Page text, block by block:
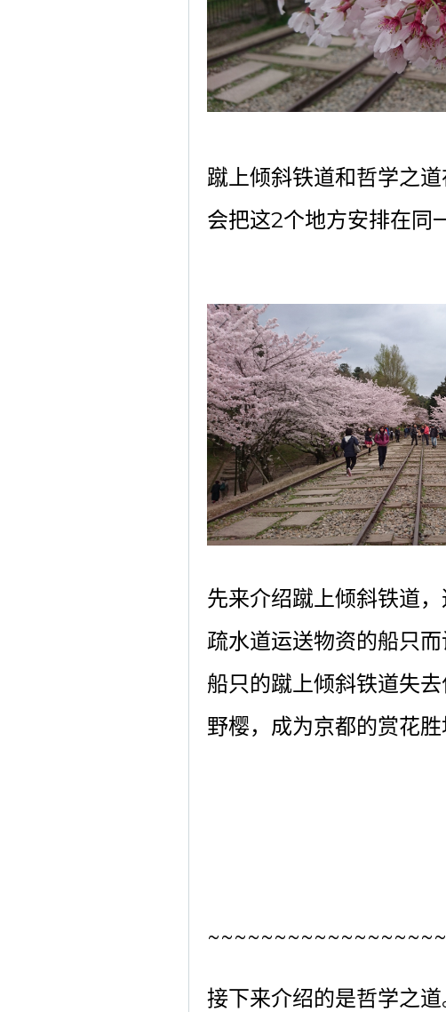
蹴上倾斜铁道和哲学之
会把这2个地方安排在同
先来介绍蹴上倾斜铁道
疏水道运送物资的船只
船只的蹴上倾斜铁道失
野樱，成为京都的赏花胜
接下来介绍的是哲学之道